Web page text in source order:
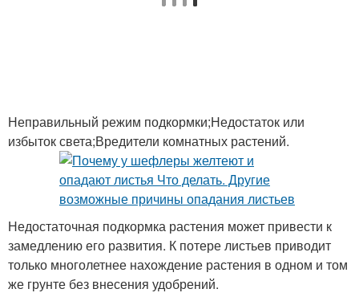
Неправильный режим подкормки;Недостаток или
избыток света;Вредители комнатных растений.
Недостаточная подкормка растения может привести к
замедлению его развития. К потере листьев приводит
только многолетнее нахождение растения в одном и том
же грунте без внесения удобрений.